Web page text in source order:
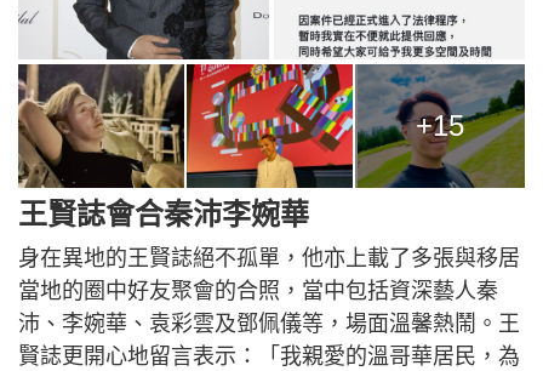
+15
王賢誌會合秦沛李婉華
身在異地的王賢誌絕不孤單，他亦上載了多張與移居
當地的圈中好友聚會的合照，當中包括資深藝人秦
沛、李婉華、袁彩雲及鄧佩儀等，場面溫馨熱鬧。王
賢誌更開心地留言表示：「我親愛的溫哥華居民，為